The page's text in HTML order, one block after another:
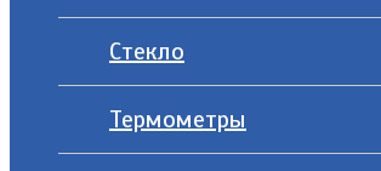
Стекло
Термометры